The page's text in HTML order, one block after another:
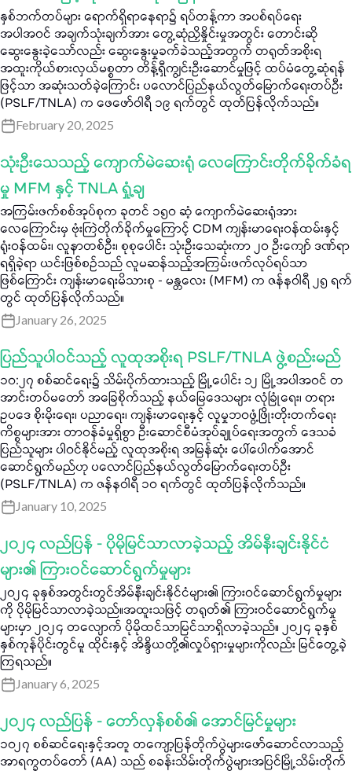
နှစ်ဘက်တပ်များ ရောက်ရှိရာနေရာ၌ ရပ်တန့်ကာ အပစ်ရပ်ရေး
အပါအဝင် အချက်သုံးချက်အား တွေ့ဆုံညှိနှိုင်းမှုအတွင်း တောင်းဆို
ဆွေးနွေးခဲ့သော်လည်း ဆွေးနွေးမှုခက်ခဲသည့်အတွက် တရုတ်အစိုးရ
အထူးကိုယ်စားလှယ်မစ္စတာ တိန့်ရှီကျွင်းဦးဆောင်မှုဖြင့် ထပ်မံတွေ့ဆုံရန်
ဖြင့်သာ အဆုံးသတ်ခဲ့ကြောင်း ပလောင်ပြည်နယ်လွတ်မြောက်ရေးတပ်ဦး
(PSLF/TNLA) က ဖေဖော်ဝါရီ ၁၉ ရက်တွင် ထုတ်ပြန်လိုက်သည်။
February 20, 2025
သုံးဦးသေသည့် ကျောက်မဲဆေးရုံ လေကြောင်းတိုက်ခိုက်ခံရ
မှု MFM နှင့် TNLA ရှုံ့ချ
အကြမ်းဖက်စစ်အုပ်စုက ခုတင် ၁၅၀ ဆံ့ ကျောက်မဲဆေးရုံအား
လေကြောင်းမှ ဗုံးကြဲတိုက်ခိုက်မှုကြောင့် CDM ကျန်းမာရေးဝန်ထမ်းနှင့်
ရုံးဝန်ထမ်း၊ လူနာတစ်ဦး၊ စုစုပေါင်း သုံးဦးသေဆုံးကာ ၂၀ ဦးကျော် ဒဏ်ရာ
ရရှိခဲ့ရာ ယင်းဖြစ်စဉ်သည် လူမဆန်သည့်အကြမ်းဖက်လုပ်ရပ်သာ
ဖြစ်ကြောင်း ကျန်းမာရေးမိသားစု - မန္တလေး (MFM) က ဇန်နဝါရီ ၂၅ ရက်
တွင် ထုတ်ပြန်လိုက်သည်။
January 26, 2025
ပြည်သူပါဝင်သည့် လူထုအစိုးရ PSLF/TNLA ဖွဲ့စည်းမည်
၁၀:၂၇ စစ်ဆင်ရေး၌ သိမ်းပိုက်ထားသည့် မြို့ပေါင်း ၁၂ မြို့အပါအဝင် တ
အာင်းတပ်မတော် အခြေစိုက်သည့် နယ်မြေဒေသများ လုံခြုံရေး၊ တရား
ဥပဒေ စိုးမိုးရေး၊ ပညာရေး၊ ကျန်းမာရေးနှင့် လူမှုဘဝဖွံ့ဖြိုးတိုးတက်ရေး
ကိစ္စများအား တာဝန်ခံမှုရှိစွာ ဦးဆောင်စီမံအုပ်ချုပ်ရေးအတွက် ဒေသခံ
ပြည်သူများ ပါဝင်နိုင်မည့် လူထုအစိုးရ အမြန်ဆုံး ပေါ်ပေါက်အောင်
ဆောင်ရွက်မည်ဟု ပလောင်ပြည်နယ်လွတ်မြောက်ရေးတပ်ဦး
(PSLF/TNLA) က ဇန်နဝါရီ ၁၀ ရက်တွင် ထုတ်ပြန်လိုက်သည်။
January 10, 2025
၂၀၂၄ လည်ပြန် - ပိုမိုမြင်သာလာခဲ့သည့် အိမ်နီးချင်းနိုင်ငံ
များ၏ ကြားဝင်ဆောင်ရွက်မှုများ
၂၀၂၄ ခုနှစ်အတွင်းတွင်အိမ်နီးချင်းနိုင်ငံများ၏ ကြားဝင်ဆောင်ရွက်မှုများ
ကို ပိုမိုမြင်သာလာခဲ့သည်။အထူးသဖြင့် တရုတ်၏ ကြားဝင်ဆောင်ရွက်မှု
များမှာ ၂၀၂၄ တလျောက် ပိုမိုထင်သာမြင်သာရှိလာခဲ့သည်။ ၂၀၂၄ ခုနှစ်
နှစ်ကုန်ပိုင်းတွင်မူ ထိုင်းနှင့် အိန္ဒိယတို့၏လှုပ်ရှားမှုများကိုလည်း မြင်တွေ့ခဲ့
ကြရသည်။
January 6, 2025
၂၀၂၄ လည်ပြန် - တော်လှန်စစ်၏ အောင်မြင်မှုများ
၁၀၂၇ စစ်ဆင်ရေးနှင့်အတူ တကျော့ပြန်တိုက်ပွဲများဖော်ဆောင်လာသည့်
အာရက္ခတပ်တော် (AA) သည် စခန်းသိမ်းတိုက်ပွဲများအပြင်မြို့သိမ်းတိုက်